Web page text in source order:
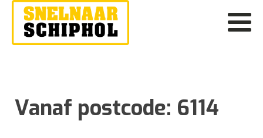
Vanaf postcode: 6114